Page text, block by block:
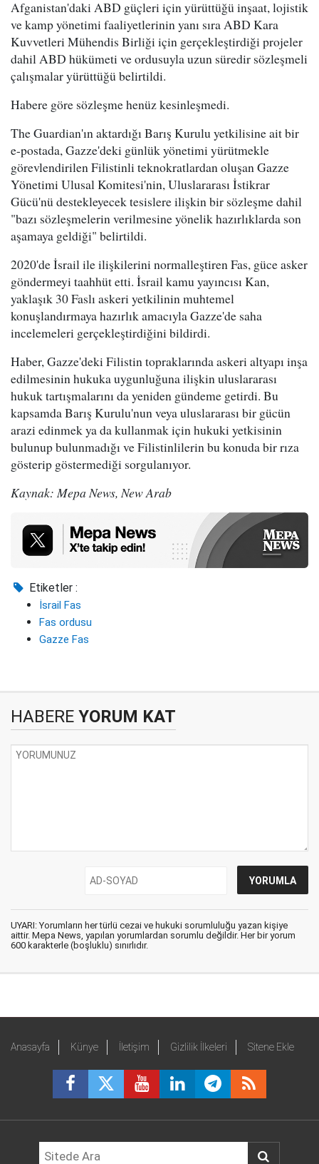
Afganistan'daki ABD güçleri için yürüttüğü inşaat, lojistik
ve kamp yönetimi faaliyetlerinin yanı sıra ABD Kara
Kuvvetleri Mühendis Birliği için gerçekleştirdiği projeler
dahil ABD hükümeti ve ordusuyla uzun süredir sözleşmeli
çalışmalar yürüttüğü belirtildi.
Habere göre sözleşme henüz kesinleşmedi.
The Guardian'ın aktardığı Barış Kurulu yetkilisine ait bir
e-postada, Gazze'deki günlük yönetimi yürütmekle
görevlendirilen Filistinli teknokratlardan oluşan Gazze
Yönetimi Ulusal Komitesi'nin, Uluslararası İstikrar
Gücü'nü destekleyecek tesislere ilişkin bir sözleşme dahil
"bazı sözleşmelerin verilmesine yönelik hazırlıklarda son
aşamaya geldiği" belirtildi.
2020'de İsrail ile ilişkilerini normalleştiren Fas, güce asker
göndermeyi taahhüt etti. İsrail kamu yayıncısı Kan,
yaklaşık 30 Faslı askeri yetkilinin muhtemel
konuşlandırmaya hazırlık amacıyla Gazze'de saha
incelemeleri gerçekleştirdiğini bildirdi.
Haber, Gazze'deki Filistin topraklarında askeri altyapı inşa
edilmesinin hukuka uygunluğuna ilişkin uluslararası
hukuk tartışmalarını da yeniden gündeme getirdi. Bu
kapsamda Barış Kurulu'nun veya uluslararası bir gücün
arazi edinmek ya da kullanmak için hukuki yetkisinin
bulunup bulunmadığı ve Filistinlilerin bu konuda bir rıza
gösterip göstermediği sorgulanıyor.
Kaynak: Mepa News, New Arab
Etiketler :
İsrail Fas
Fas ordusu
Gazze Fas
HABERE YORUM KAT
UYARI: Yorumların her türlü cezai ve hukuki sorumluluğu yazan kişiye
aittir. Mepa News, yapılan yorumlardan sorumlu değildir. Her bir yorum
600 karakterle (boşluklu) sınırlıdır.
Anasayfa Künye İletişim Gizlilik İlkeleri Sitene Ekle